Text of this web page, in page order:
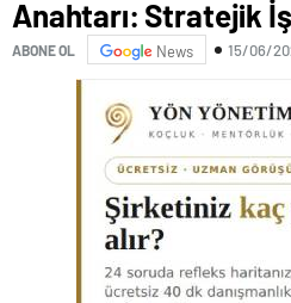
Anahtarı: Stratejik
ABONE OL News 15/06/